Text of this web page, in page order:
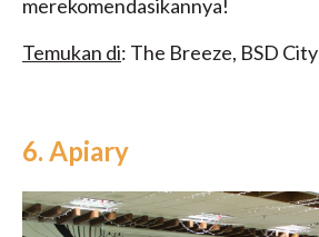
merekomendasikannya!
Temukan di: The Breeze, BSD City
6. Apiary